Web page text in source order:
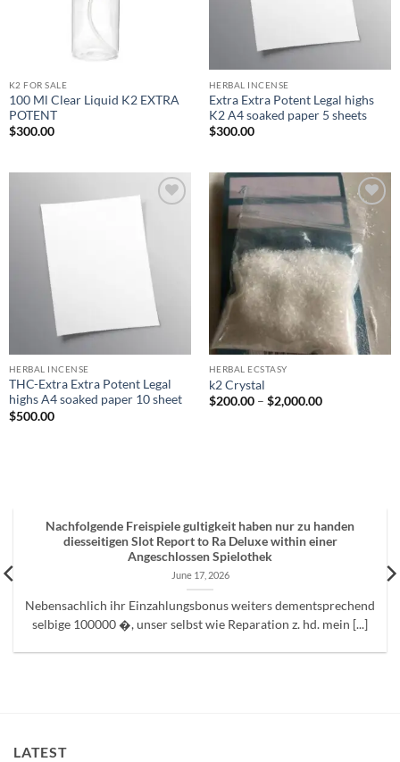
K2 FOR SALE
100 Ml Clear Liquid K2 EXTRA
POTENT
$300.00
HERBAL INCENSE
Extra Extra Potent Legal highs
K2 A4 soaked paper 5 sheets
$300.00
HERBAL INCENSE
THC-Extra Extra Potent Legal
highs A4 soaked paper 10 sheet
$500.00
Add to
wishlist
HERBAL ECSTASY
k2 Crystal
$200.00 – $2,000.00Price
Nachfolgende Freispiele gultigkeit haben nur zu handen
diesseitigen Slot Report to Ra Deluxe within einer
Angeschlossen Spielothek
June 17, 2026
Nebensachlich ihr Einzahlungsbonus weiters dementsprechend
selbige 100000 �, unser selbst wie Reparation z. hd. mein [...]
LATEST